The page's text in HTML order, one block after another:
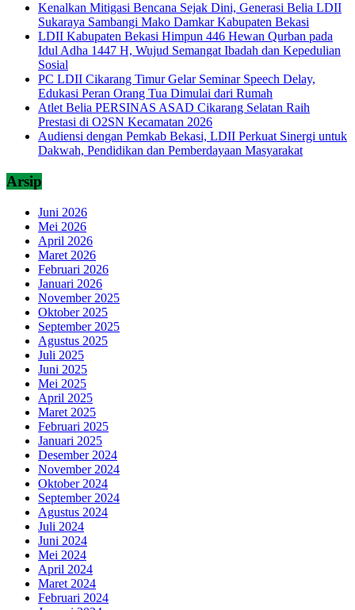
Kenalkan Mitigasi Bencana Sejak Dini, Generasi Belia LDII
Sukaraya Sambangi Mako Damkar Kabupaten Bekasi
LDII Kabupaten Bekasi Himpun 446 Hewan Qurban pada
Idul Adha 1447 H, Wujud Semangat Ibadah dan Kepedulian
Sosial
PC LDII Cikarang Timur Gelar Seminar Speech Delay,
Edukasi Peran Orang Tua Dimulai dari Rumah
Atlet Belia PERSINAS ASAD Cikarang Selatan Raih
Prestasi di O2SN Kecamatan 2026
Audiensi dengan Pemkab Bekasi, LDII Perkuat Sinergi untuk
Dakwah, Pendidikan dan Pemberdayaan Masyarakat
Arsip
Juni 2026
Mei 2026
April 2026
Maret 2026
Februari 2026
Januari 2026
November 2025
Oktober 2025
September 2025
Agustus 2025
Juli 2025
Juni 2025
Mei 2025
April 2025
Maret 2025
Februari 2025
Januari 2025
Desember 2024
November 2024
Oktober 2024
September 2024
Agustus 2024
Juli 2024
Juni 2024
Mei 2024
April 2024
Maret 2024
Februari 2024